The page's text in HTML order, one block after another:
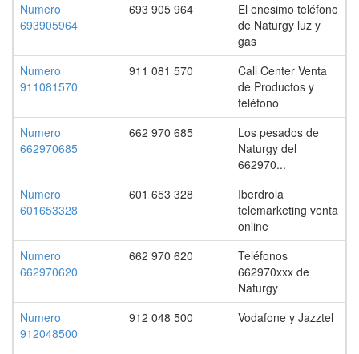
Numero
693905964
693 905 964
El enesimo teléfono
de Naturgy luz y
gas
Numero
911081570
911 081 570
Call Center Venta
de Productos y
teléfono
Numero
662970685
662 970 685
Los pesados de
Naturgy del
662970...
Numero
601653328
601 653 328
Iberdrola
telemarketing venta
online
Numero
662970620
662 970 620
Teléfonos
662970xxx de
Naturgy
Numero
912048500
912 048 500 Vodafone y Jazztel